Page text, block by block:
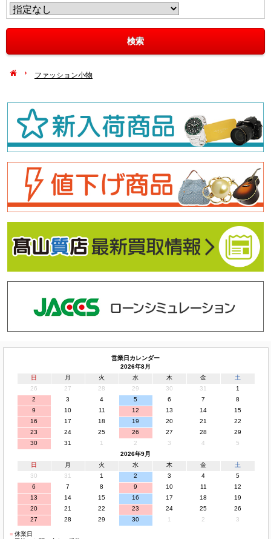
ファッション小物
営業日カレンダー
2026年8月
日
月 火 水 木 金
土
26
27 28 29 30 31
1
2
3 4 5 6 7
8
9
10 11 12 13 14
15
16
17 18 19 20 21
22
23
24 25 26 27 28
29
30
31 1 2 3 4
5
2026年9月
日
月 火 水 木 金
土
30
31 1 2 3 4
5
6
7 8 9 10 11
12
13
14 15 16 17 18
19
20
21 22 23 24 25
26
27
28 29 30 1 2 3
■休業日